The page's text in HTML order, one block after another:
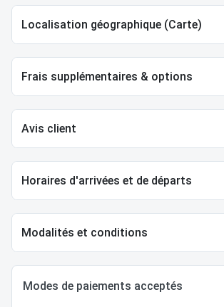
Localisation géographique (Carte)
Frais supplémentaires & options
Avis client
Horaires d'arrivées et de départs
Modalités et conditions
Modes de paiements acceptés